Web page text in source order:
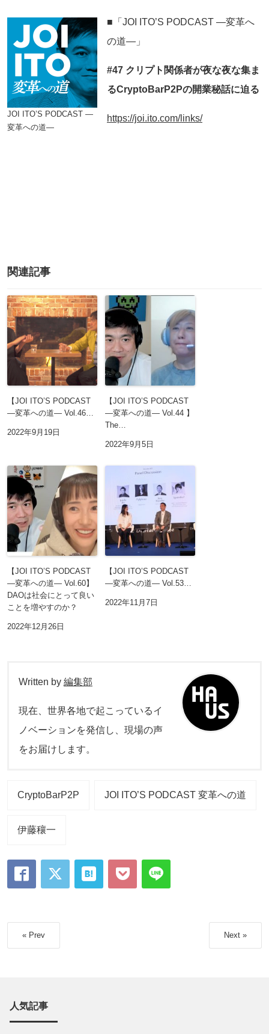
JOI ITO’S PODCAST ―
変革への道―
■「JOI ITO’S PODCAST ―変革へ
の道―」
#47 クリプト関係者が夜な夜な集ま
るCryptoBarP2Pの開業秘話に迫る
https://joi.ito.com/links/
関連記事
【JOI ITO’S PODCAST
―変革への道― Vol.46…
2022年9月19日
【JOI ITO’S PODCAST
―変革への道― Vol.44 】
The…
2022年9月5日
【JOI ITO’S PODCAST
―変革への道― Vol.60】
DAOは社会にとって良い
ことを増やすのか？
2022年12月26日
【JOI ITO’S PODCAST
―変革への道― Vol.53…
2022年11月7日
Written by 編集部
現在、世界各地で起こっているイ
ノベーションを発信し、現場の声
をお届けします。
CryptoBarP2P JOI ITO’S PODCAST 変革への道
伊藤穰一
« Prev Next »
人気記事